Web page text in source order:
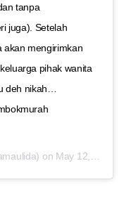
tanpa
juga). Setelah
akan mengirimkan
pihak wanita
deh nikah…
on May 12, 2018 at 9:12pm PDT